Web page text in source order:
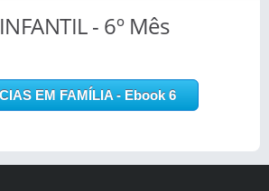
- 6º Mês
EM FAMÍLIA - Ebook 6